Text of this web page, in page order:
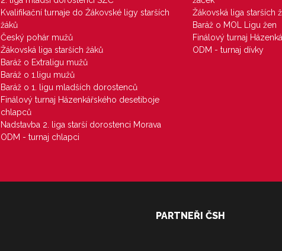
Kvalifikační turnaje do Žákovské ligy starších
žáků
Český pohár mužů
Žákovská liga starších žáků
Baráž o Extraligu mužů
Baráž o 1.ligu mužů
Baráž o 1. ligu mladších dorostenců
Finálový turnaj Házenkářského desetiboje
chlapců
Nadstavba 2. liga starší dorostenci Morava
ODM - turnaj chlapci
Žákovská liga starších
Baráž o MOL Ligu žen
Finálový turnaj
ODM - turnaj dívky
PARTNEŘI ČSH